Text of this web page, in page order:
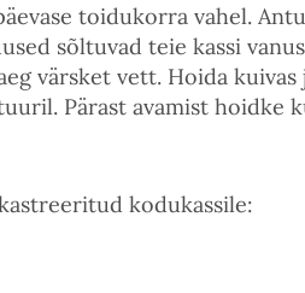
toidukorra vahel.
sõltuvad teie kassi
värsket vett. Hoida kuivas
Pärast avamist hoidke
kodukassile: